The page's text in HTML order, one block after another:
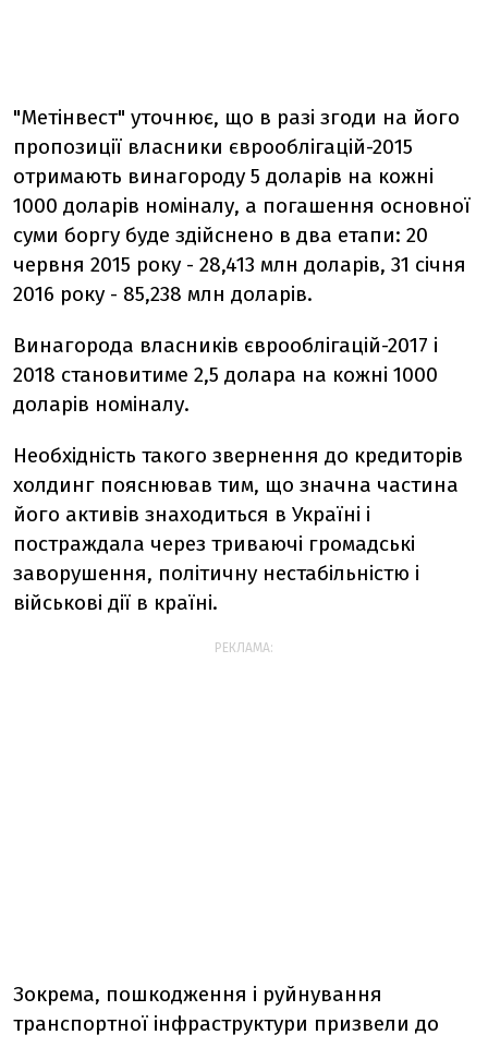
"Метінвест" уточнює, що в разі згоди на його
пропозиції власники єврооблігацій-2015
отримають винагороду 5 доларів на кожні
1000 доларів номіналу, а погашення основної
суми боргу буде здійснено в два етапи: 20
червня 2015 року - 28,413 млн доларів, 31 січня
2016 року - 85,238 млн доларів.
Винагорода власників єврооблігацій-2017 і
2018 становитиме 2,5 долара на кожні 1000
доларів номіналу.
Необхідність такого звернення до кредиторів
холдинг пояснював тим, що значна частина
його активів знаходиться в Україні і
постраждала через триваючі громадські
заворушення, політичну нестабільністю і
військові дії в країні.
РЕКЛАМА:
Зокрема, пошкодження і руйнування
транспортної інфраструктури призвели до